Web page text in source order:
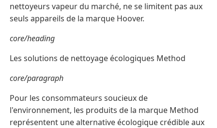
nettoyeurs vapeur du marché, ne se limitent pas aux
seuls appareils de la marque Hoover.
core/heading
Les solutions de nettoyage écologiques Method
core/paragraph
Pour les consommateurs soucieux de
l'environnement, les produits de la marque Method
représentent une alternative écologique crédible aux